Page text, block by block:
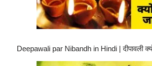
Deepawali par Nibandh in Hindi | दीपावली